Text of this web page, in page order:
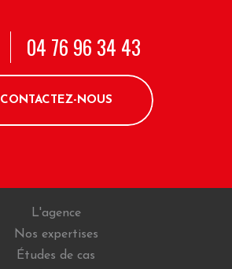
04 76 96 34 43
CONTACTEZ-NOUS
L'agence
Nos expertises
Études de cas